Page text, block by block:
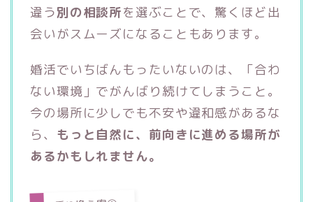
違う別の相談所を選ぶことで、驚くほど出
会いがスムーズになることもあります。
婚活でいちばんもったいないのは、「合わ
ない環境」でがんばり続けてしまうこと。
今の場所に少しでも不安や違和感があるな
ら、 もっと自然に、前向きに進める場所が
あるかもしれません。